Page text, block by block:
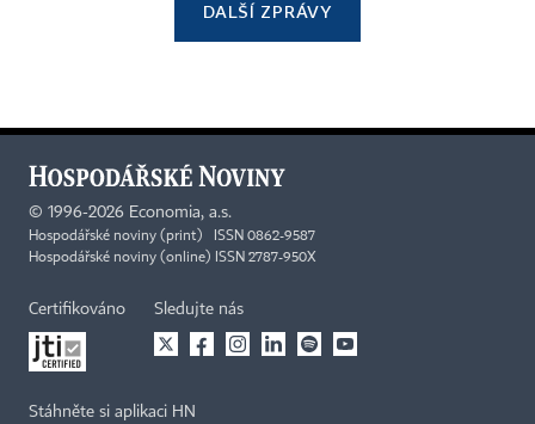
DALŠÍ ZPRÁVY
© 1996-2026 Economia, a.s.
Hospodářské noviny (print) ISSN 0862-9587
Hospodářské noviny (online) ISSN 2787-950X
Certifikováno Sledujte nás
Stáhněte si aplikaci HN